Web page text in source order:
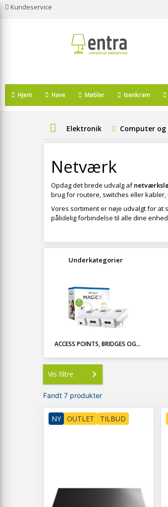
Kundeservice
Hjem Have Møbler Isenkram
Elektronik Computer
Netværk
Opdag det brede udvalg af
brug for routere, switches eller
Vores sortiment er nøje udvalgt for at
pålidelig forbindelse til alle dine
Underkategorier
ACCESS POINTS, BRIDGES OG...
Vis filtre
Fandt 7 produkter
NY OUTLET TILBUD